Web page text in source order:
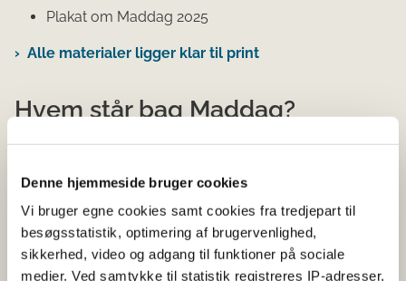
Denne hjemmeside bruger cookies
Vi bruger egne cookies samt cookies fra tredjepart til
besøgsstatistik, optimering af brugervenlighed,
sikkerhed, video og adgang til funktioner på sociale
medier. Ved samtykke til statistik registreres IP-adresser,
Plakat om Maddag 2025
Alle materialer ligger klar til print
Hvem står bag Maddag?
Maddag afholdes af Kost og Ernæringsforbundet i
Sund Mad, Landbrug & Fødevarer, Ældre Sagen,
Fødevarestyrelsen, BUPL og FOLA – Forældrenes
Landsforening.
Vil du være med til at farve Danmark orange, så tilmed